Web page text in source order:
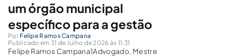
um órgão municipal
específico para a gestão
Por Felipe Ramos Campana
Publicado em 31 de Julho de 2026 às 11:31
Felipe Ramos Campana1Advogado. Mestre